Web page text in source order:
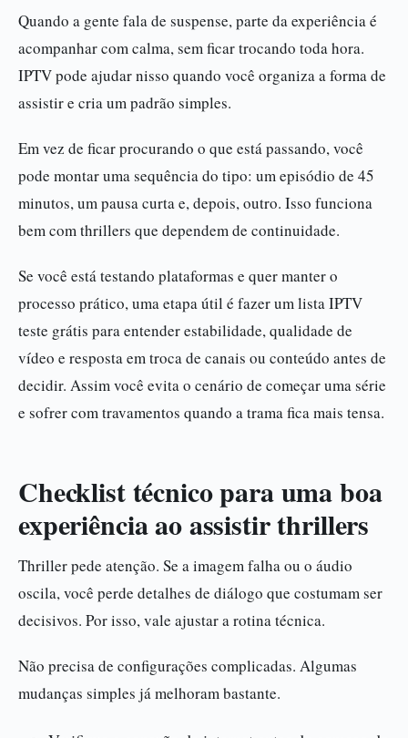
Quando a gente fala de suspense, parte da experiência é
acompanhar com calma, sem ficar trocando toda hora.
IPTV pode ajudar nisso quando você organiza a forma de
assistir e cria um padrão simples.
Em vez de ficar procurando o que está passando, você
pode montar uma sequência do tipo: um episódio de 45
minutos, um pausa curta e, depois, outro. Isso funciona
bem com thrillers que dependem de continuidade.
Se você está testando plataformas e quer manter o
processo prático, uma etapa útil é fazer um lista IPTV
teste grátis para entender estabilidade, qualidade de
vídeo e resposta em troca de canais ou conteúdo antes de
decidir. Assim você evita o cenário de começar uma série
e sofrer com travamentos quando a trama fica mais tensa.
Checklist técnico para uma boa
experiência ao assistir thrillers
Thriller pede atenção. Se a imagem falha ou o áudio
oscila, você perde detalhes de diálogo que costumam ser
decisivos. Por isso, vale ajustar a rotina técnica.
Não precisa de configurações complicadas. Algumas
mudanças simples já melhoram bastante.